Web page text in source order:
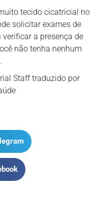
tecido cicatricial no
solicitar exames de
a presença de
não tenha nenhum
Staff traduzido por